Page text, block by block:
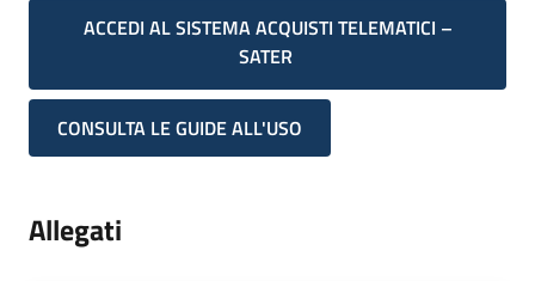
ACCEDI AL SISTEMA ACQUISTI TELEMATICI –
SATER
CONSULTA LE GUIDE ALL'USO
Allegati